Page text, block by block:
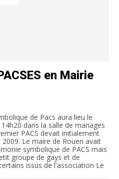
en Mairie
de Pacs aura lieu le
dans la salle de mariages
PACS devait initialement
Le maire de Rouen avait
symbolique de PACS mais
groupe de gays et de
issus de l'association Le